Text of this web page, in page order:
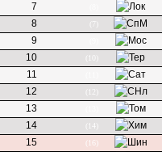
7
8
(7)
9
10
(10)
11
12
(12)
13
14
(14)
15
(16)